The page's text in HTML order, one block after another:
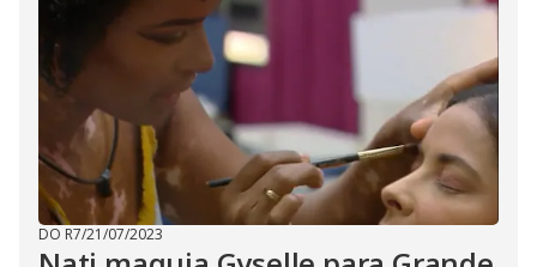
DO R7/21/07/2023